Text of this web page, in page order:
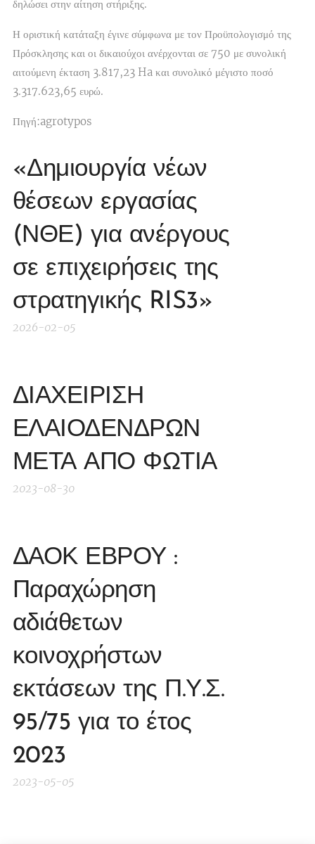
δηλώσει στην αίτηση στήριξης.
Η οριστική κατάταξη έγινε σύμφωνα με τον Προϋπολογισμό της
Πρόσκλησης και οι δικαιούχοι ανέρχονται σε 750 με συνολική
αιτούμενη έκταση 3.817,23 Ha και συνολικό μέγιστο ποσό
3.317.623,65 ευρώ.
Πηγή:agrotypos
«Δημιουργία νέων
θέσεων εργασίας
(ΝΘΕ) για ανέργους
σε επιχειρήσεις της
στρατηγικής RIS3»
2026-02-05
ΔΙΑΧΕΙΡΙΣΗ
ΕΛΑΙΟΔΕΝΔΡΩΝ
ΜΕΤΑ ΑΠΟ ΦΩΤΙΑ
2023-08-30
ΔΑΟΚ ΕΒΡΟΥ :
Παραχώρηση
αδιάθετων
κοινοχρήστων
εκτάσεων της Π.Υ.Σ.
95/75 για το έτος
2023
2023-05-05